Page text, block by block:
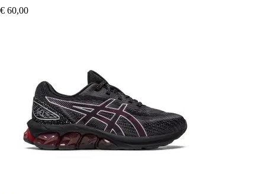
€ 60,00